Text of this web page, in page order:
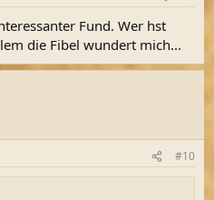
Fund. Wer hst
die Fibel wundert mich...
#10